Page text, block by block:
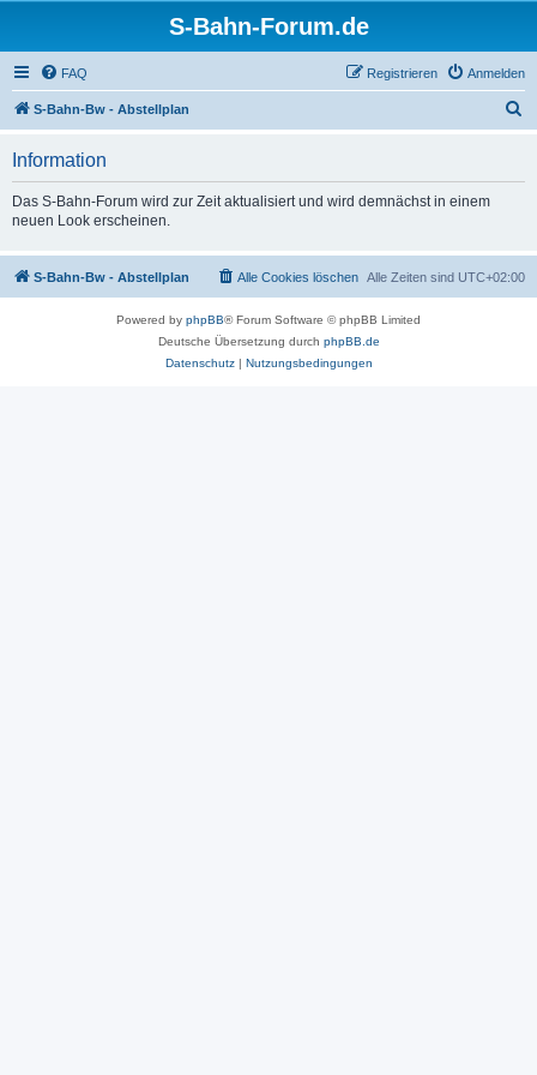
S-Bahn-Forum.de
FAQ Anmelden
Registrieren
S-Bahn-Bw - Abstellplan
Information
Das S-Bahn-Forum wird zur Zeit aktualisiert und wird demnächst in einem
neuen Look erscheinen.
S-Bahn-Bw - Abstellplan Alle Zeiten sind UTC+02:00
Alle Cookies löschen
Powered by phpBB® Forum Software © phpBB Limited
Deutsche Übersetzung durch phpBB.de
Datenschutz| Nutzungsbedingungen